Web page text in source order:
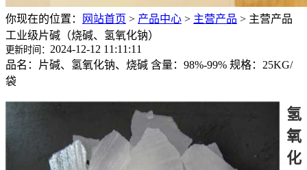
你现在的位置： 网站首页 > 产品中心 > 主营产品 > 主营产品
工业级片碱（烧碱、氢氧化钠）
更新时间： 2024-12-12 11:11:11
品名：片碱、氢氧化钠、烧碱 含量：98%-99% 规格：25KG/
袋
氢
氧
化